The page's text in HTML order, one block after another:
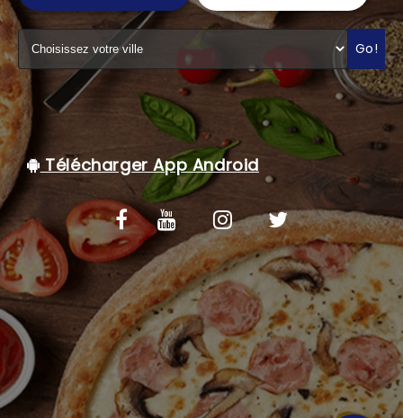
MENTIONS LÉGALES
C.G.V
Go!
Télécharger App Android